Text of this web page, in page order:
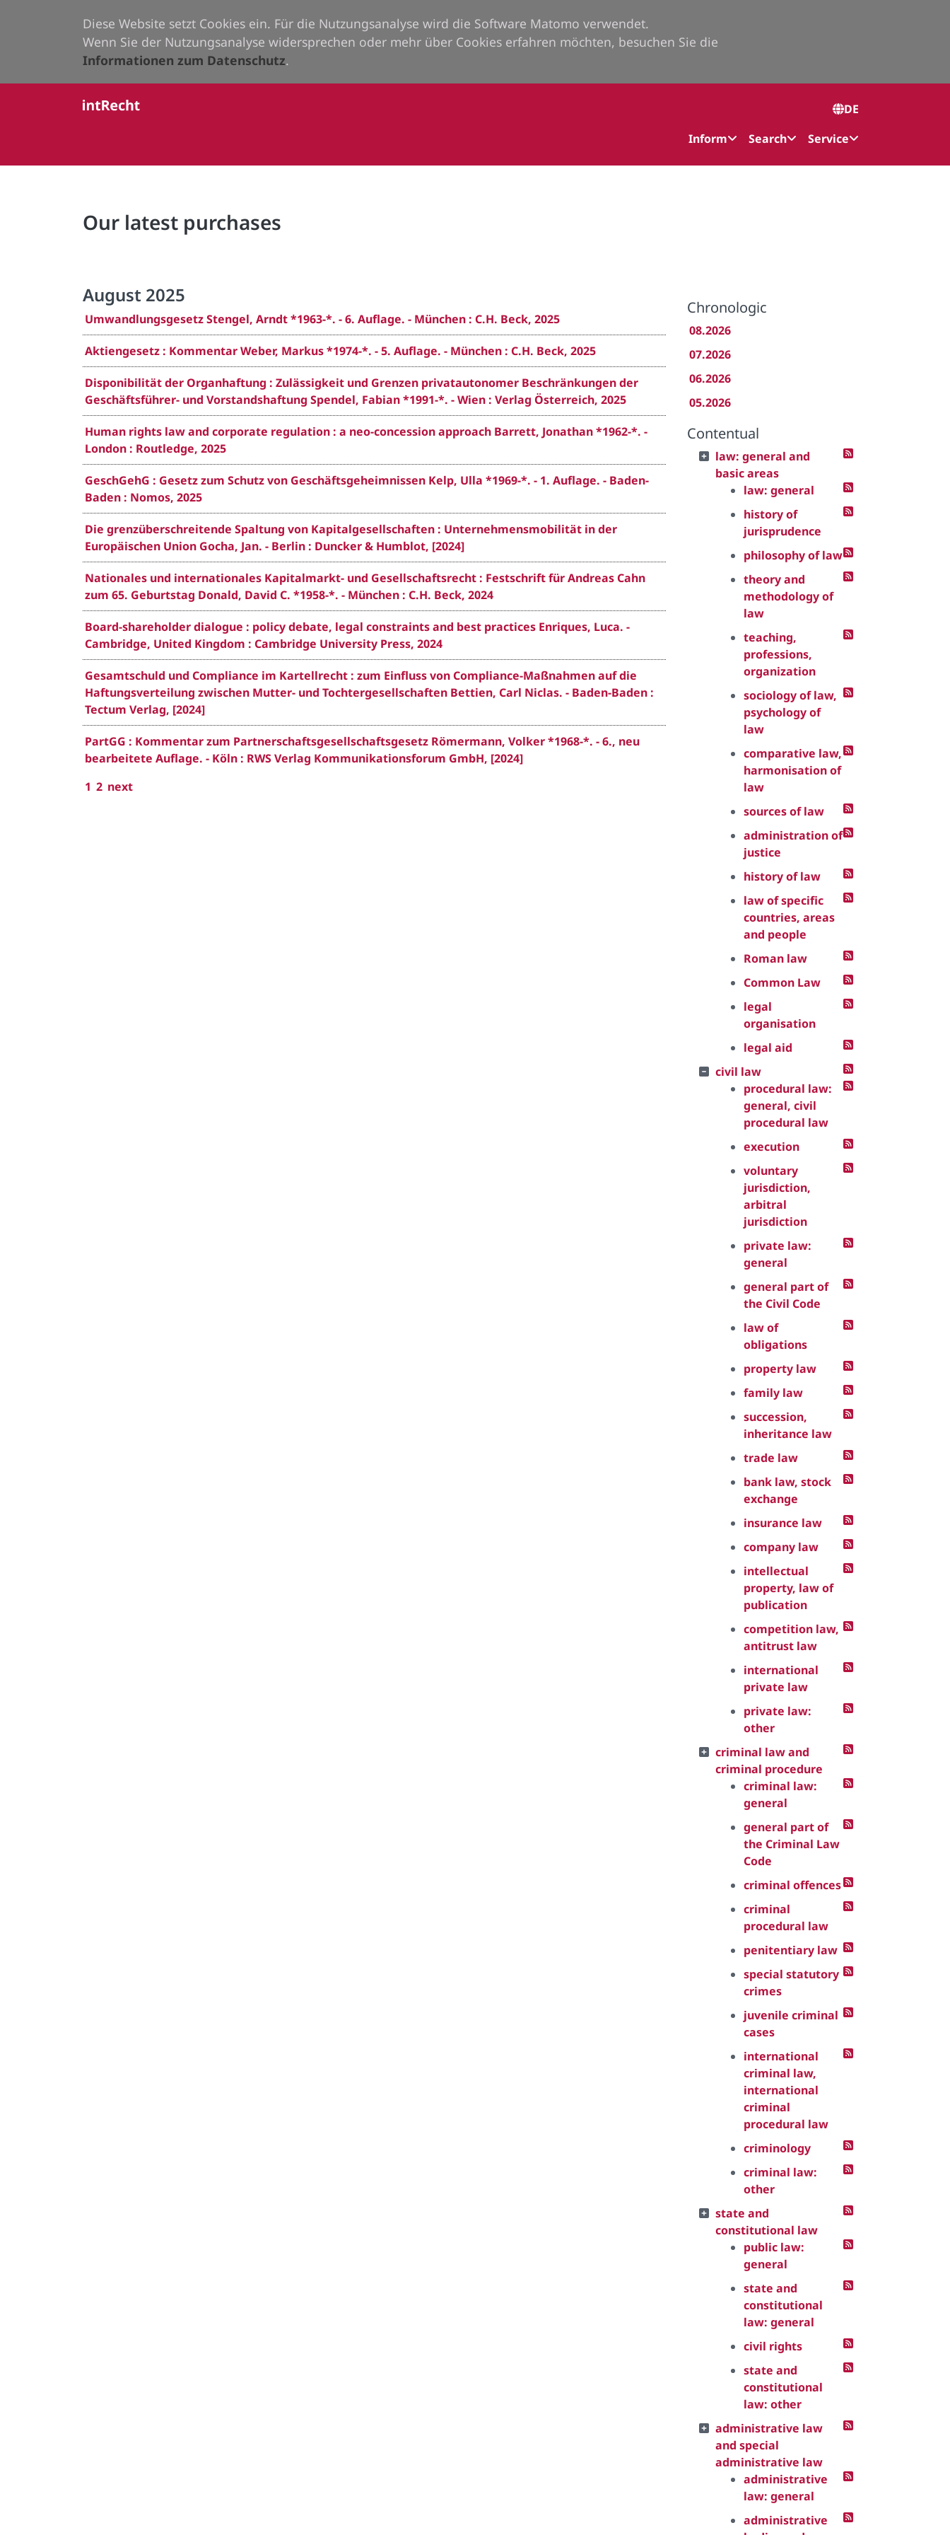
Diese Website setzt Cookies ein. Für die Nutzungsanalyse wird die Software Matomo verwendet.
Wenn Sie der Nutzungsanalyse widersprechen oder mehr über Cookies erfahren möchten, besuchen Sie die
Informationen zum Datenschutz.
DE
Inform
Search Service
Our latest purchases
August 2025
Umwandlungsgesetz Stengel, Arndt *1963-*. - 6. Auflage. - München : C.H. Beck, 2025
Aktiengesetz : Kommentar Weber, Markus *1974-*. - 5. Auflage. - München : C.H. Beck, 2025
Disponibilität der Organhaftung : Zulässigkeit und Grenzen privatautonomer Beschränkungen der
Geschäftsführer- und Vorstandshaftung Spendel, Fabian *1991-*. - Wien : Verlag Österreich, 2025
Human rights law and corporate regulation : a neo-concession approach Barrett, Jonathan *1962-*. -
London : Routledge, 2025
GeschGehG : Gesetz zum Schutz von Geschäftsgeheimnissen Kelp, Ulla *1969-*. - 1. Auflage. - Baden-
Baden : Nomos, 2025
Die grenzüberschreitende Spaltung von Kapitalgesellschaften : Unternehmensmobilität in der
Europäischen Union Gocha, Jan. - Berlin : Duncker & Humblot, [2024]
Nationales und internationales Kapitalmarkt- und Gesellschaftsrecht : Festschrift für Andreas Cahn
zum 65. Geburtstag Donald, David C. *1958-*. - München : C.H. Beck, 2024
Board-shareholder dialogue : policy debate, legal constraints and best practices Enriques, Luca. -
Cambridge, United Kingdom : Cambridge University Press, 2024
Gesamtschuld und Compliance im Kartellrecht : zum Einfluss von Compliance-Maßnahmen auf die
Haftungsverteilung zwischen Mutter- und Tochtergesellschaften Bettien, Carl Niclas. - Baden-Baden :
Tectum Verlag, [2024]
PartGG : Kommentar zum Partnerschaftsgesellschaftsgesetz Römermann, Volker *1968-*. - 6., neu
bearbeitete Auflage. - Köln : RWS Verlag Kommunikationsforum GmbH, [2024]
1 2 next
Chronologic
08.2026
07.2026
06.2026
05.2026
Contentual
law: general and
basic areas
law: general
history of
jurisprudence
philosophy of law
theory and
methodology of
law
teaching,
professions,
organization
sociology of law,
psychology of
law
comparative law,
harmonisation of
law
sources of law
administration of
justice
history of law
law of specific
countries, areas
and people
Roman law
Common Law
legal
organisation
legal aid
civil law
procedural law:
general, civil
procedural law
execution
voluntary
jurisdiction,
arbitral
jurisdiction
private law:
general
general part of
the Civil Code
law of
obligations
property law
family law
succession,
inheritance law
trade law
bank law, stock
exchange
insurance law
company law
intellectual
property, law of
publication
competition law,
antitrust law
international
private law
private law:
other
criminal law and
criminal procedure
criminal law:
general
general part of
the Criminal Law
Code
criminal offences
criminal
procedural law
penitentiary law
special statutory
crimes
juvenile criminal
cases
international
criminal law,
international
criminal
procedural law
criminology
criminal law:
other
state and
constitutional law
public law:
general
state and
constitutional
law: general
civil rights
state and
constitutional
law: other
administrative law
and special
administrative law
administrative
law: general
administrative